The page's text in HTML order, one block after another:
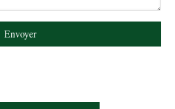
Envoyer